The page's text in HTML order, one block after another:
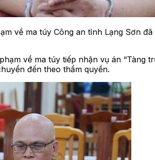
về ma túy Công an tỉnh Lạng Sơn
về ma túy tiếp nhận vụ án
đến theo thẩm quyền.